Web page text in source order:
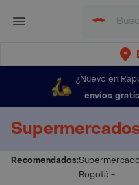
¿Nuevo en
envíos
Recomendados:
Bogotá -